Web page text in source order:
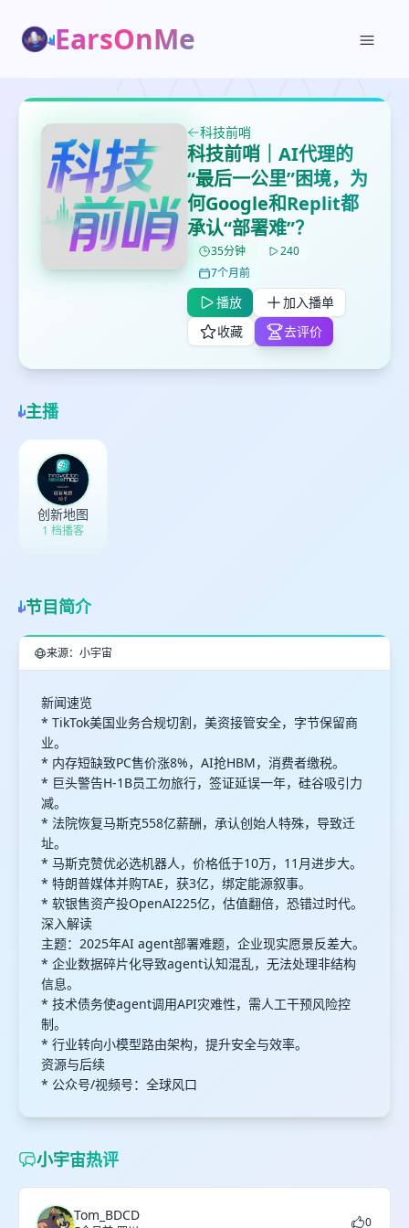
EarsOnMe
科技前哨
科技前哨｜AI代理的
“最后一公里”困境，为
何Google和Replit都
承认“部署难”？
35分钟
240
7个月前
播放
加入播单
收藏
去评价
主播
创新地图
1 档播客
节目简介
来源：小宇宙
新闻速览
* TikTok美国业务合规切割，美资接管安全，字节保留商
业。
* 内存短缺致PC售价涨8%，AI抢HBM，消费者缴税。
* 巨头警告H-1B员工勿旅行，签证延误一年，硅谷吸引力
减。
* 法院恢复马斯克558亿薪酬，承认创始人特殊，导致迁
址。
* 马斯克赞优必选机器人，价格低于10万，11月进步大。
* 特朗普媒体并购TAE，获3亿，绑定能源叙事。
* 软银售资产投OpenAI225亿，估值翻倍，恐错过时代。
深入解读
主题：2025年AI agent部署难题，企业现实愿景反差大。
* 企业数据碎片化导致agent认知混乱，无法处理非结构
信息。
* 技术债务使agent调用API灾难性，需人工干预风险控
制。
* 行业转向小模型路由架构，提升安全与效率。
资源与后续
* 公众号/视频号：全球风口
小宇宙热评
Tom_BDCD 0
打分
鼠标下留人
留
取消 确定
删除确认
取消 确认删除
加入播单
创建